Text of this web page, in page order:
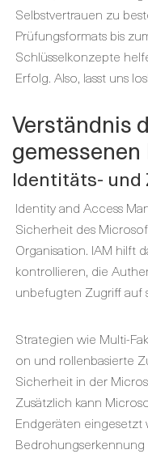
Selbstvertrauen zu
Prüfungsformats bis
Schlüsselkonzepte
Erfolg. Also, lasst uns
Verständnis
Identitäts- und
Identity and Access
Sicherheit des
Organisation. IAM hilft
kontrollieren, die
unbefugten Zugriff auf
Strategien wie Multi-
on und rollenbasierte
Sicherheit in der
Zusätzlich kann
Endgeräten